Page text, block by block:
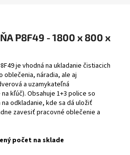
P8F49 - 1800 x 800 x
je vhodná na ukladanie čistiacich
náradia, ale aj
a uzamykateľná
kľúč). Obsahuje 1+3 police so
odkladanie, kde sa dá uložiť
zavesiť pracovné oblečenie a
počet na sklade